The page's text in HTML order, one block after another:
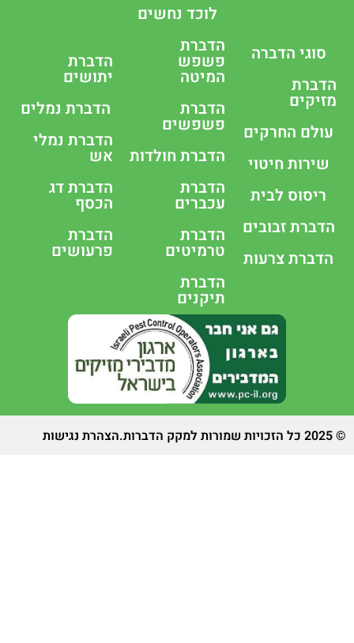
סוגי הדברה
הדברת
מזיקים
עולם החרקים
שירות חיטוי
ריסוס לבית
הדברת זבובים
הדברת צרעות
לוכד נחשים
הדברת
פשפש
המיטה
הדברת
פשפשים
הדברת חולדות
הדברת
עכברים
הדברת
טרמיטים
הדברת
תיקנים
הדברת
יתושים
הדברת נמלים
הדברת נמלי
אש
הדברת דג
הכסף
הדברת
פרעושים
שמורות למקק הדברות. הצהרת נגישות